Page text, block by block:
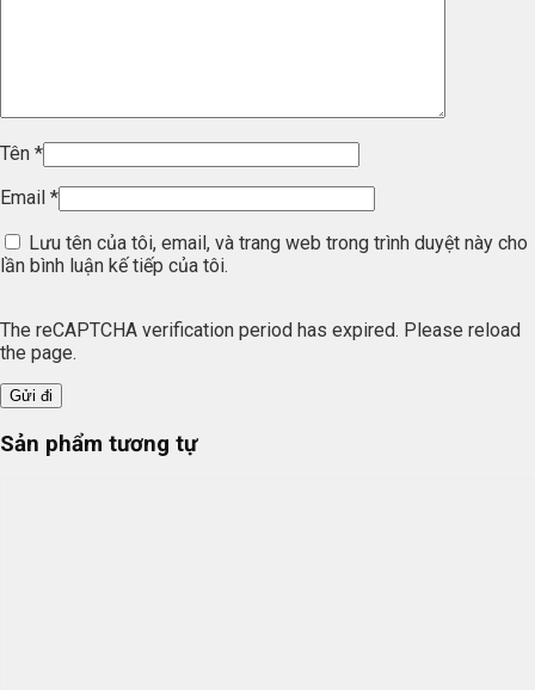
Tên *
Email *
Lưu tên của tôi, email, và trang web trong trình duyệt này cho
lần bình luận kế tiếp của tôi.
The reCAPTCHA verification period has expired. Please reload
the page.
Sản phẩm tương tự